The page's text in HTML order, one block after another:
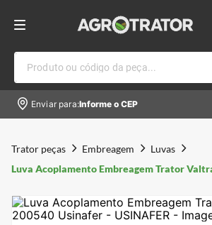
Produto ou código da peça...
Enviar para:Informe o CEP
Trator peças Embreagem
Luvas
Luva Acoplamento Embreagem Trator